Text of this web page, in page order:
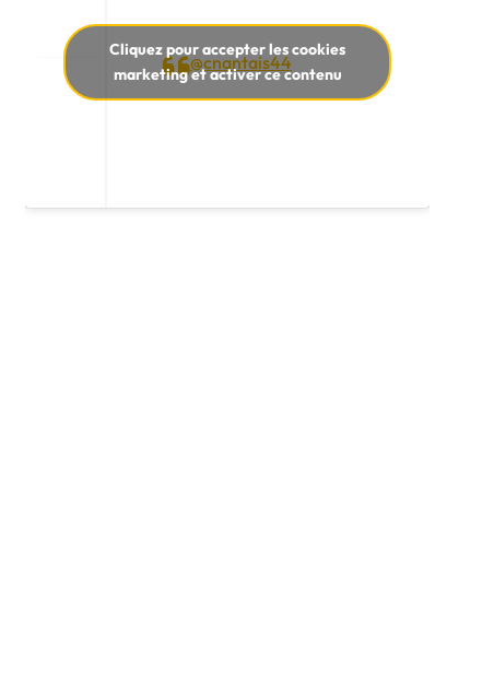
@cnantais44
Cliquez pour accepter les cookies
marketing et activer ce contenu